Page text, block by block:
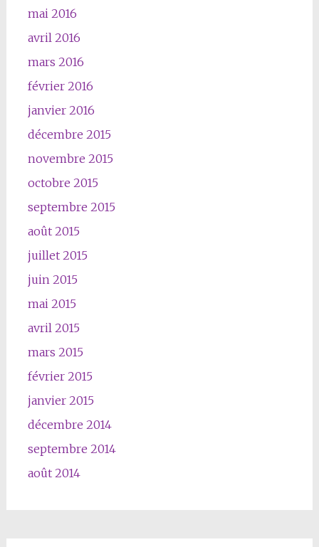
mai 2016
avril 2016
mars 2016
février 2016
janvier 2016
décembre 2015
novembre 2015
octobre 2015
septembre 2015
août 2015
juillet 2015
juin 2015
mai 2015
avril 2015
mars 2015
février 2015
janvier 2015
décembre 2014
septembre 2014
août 2014